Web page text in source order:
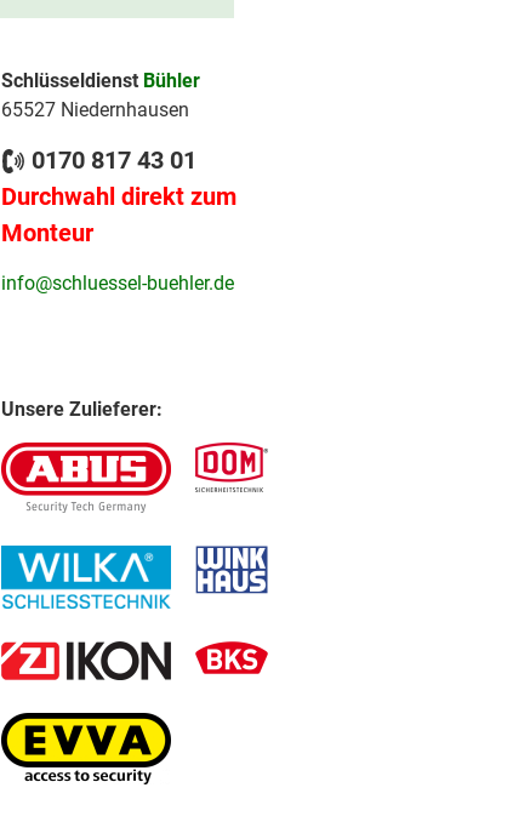
Schlüsseldienst Bühler
65527 Niedernhausen
0170 817 43 01
Durchwahl direkt zum
Monteur
info@schluessel-buehler.de
Unsere Zulieferer: